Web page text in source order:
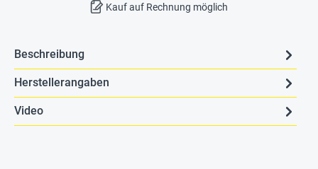
Kauf auf Rechnung möglich
Beschreibung
Herstellerangaben
Video